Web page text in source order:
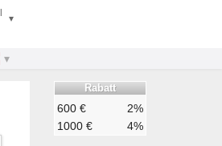
▾
Rabatt
600 €
2%
1000 €
4%